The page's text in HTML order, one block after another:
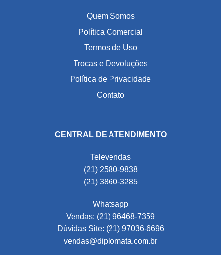
Quem Somos
Política Comercial
Termos de Uso
Trocas e Devoluções
Política de Privacidade
Contato
CENTRAL DE ATENDIMENTO
Televendas
(21) 2580-9838
(21) 3860-3285
Whatsapp
Vendas: (21) 96468-7359
Dúvidas Site: (21) 97036-6696
vendas@diplomata.com.br